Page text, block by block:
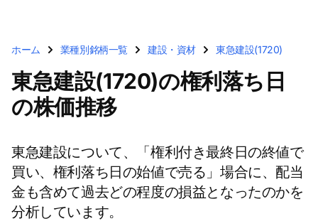
ホーム 業種別銘柄一覧 建設・資材 東急建設(1720)
東急建設(1720)の権利落ち日
の株価推移
東急建設について、「権利付き最終日の終値で
買い、権利落ち日の始値で売る」場合に、配当
金も含めて過去どの程度の損益となったのかを
分析しています。